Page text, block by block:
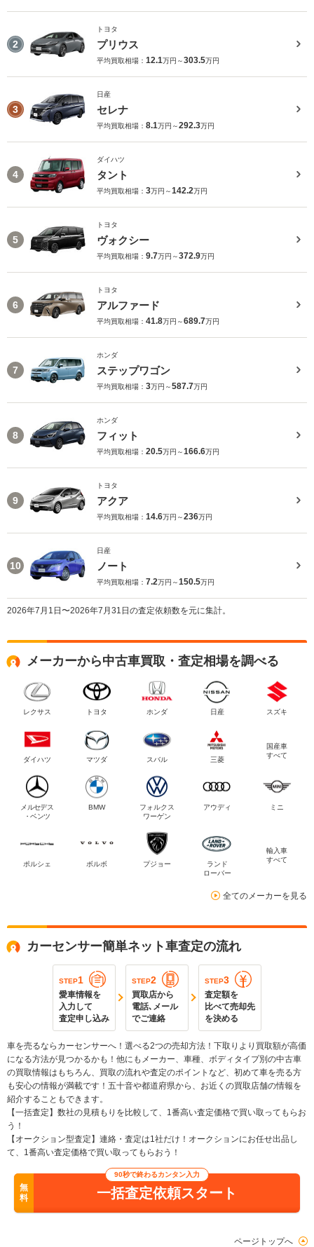
2
トヨタ
プリウス
平均買取相場： 12.1万円～303.5万円
3
日産
セレナ
平均買取相場： 8.1万円～292.3万円
4
ダイハツ
タント
平均買取相場： 3万円～142.2万円
5
トヨタ
ヴォクシー
平均買取相場： 9.7万円～372.9万円
6
トヨタ
アルファード
平均買取相場： 41.8万円～689.7万円
7
ホンダ
ステップワゴン
平均買取相場： 3万円～587.7万円
8
ホンダ
フィット
平均買取相場： 20.5万円～166.6万円
9
トヨタ
アクア
平均買取相場： 14.6万円～236万円
10
日産
ノート
平均買取相場： 7.2万円～150.5万円
2026年7月1日〜2026年7月31日の査定依頼数を元に集計。
メーカーから中古車買取・査定相場を調べる
レクサス トヨタ ホンダ 日産 スズキ
ダイハツ マツダ スバル 三菱
国産車
すべて
メルセデス
・ベンツ
BMW
フォルクス
ワーゲン
アウディ ミニ
ポルシェ ボルボ プジョー
ランド
ローバー
輸入車
すべて
全てのメーカーを見る
カーセンサー簡単ネット車査定の流れ
STEP1
愛車情報を
入力して
査定申し込み
STEP2
買取店から
電話､メール
でご連絡
STEP3
査定額を
比べて売却先
を決める
車を売るならカーセンサーへ！選べる2つの売却方法！下取りより買取額が高価
になる方法が見つかるかも！他にもメーカー、車種、ボディタイプ別の中古車
の買取情報はもちろん、買取の流れや査定のポイントなど、初めて車を売る方
も安心の情報が満載です！五十音や都道府県から、お近くの買取店舗の情報を
紹介することもできます。
【一括査定】数社の見積もりを比較して、1番高い査定価格で買い取ってもらお
う！
【オークション型査定】連絡・査定は1社だけ！オークションにお任せ出品し
て、1番高い査定価格で買い取ってもらおう！
無
料
90秒で終わるカンタン入力
一括査定依頼スタート
ページトップへ